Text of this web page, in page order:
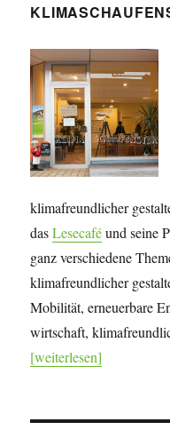
klimafreundlicher
dasLesecaféund seine
ganz verschiedene
klimafreundlicher
Mobilität, erneuerbare
wirtschaft,
[weiterlesen]